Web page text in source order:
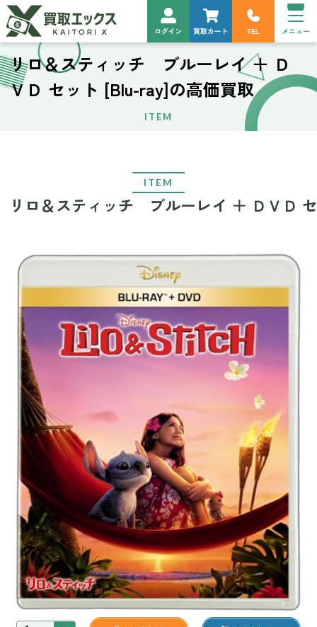
リロ＆スティッチ ブルーレイ ＋ Ｄ
ＶＤ セット [Blu-ray]の高価買取
ITEM
ITEM
リロ＆スティッチ ブルーレイ ＋ ＤＶＤ